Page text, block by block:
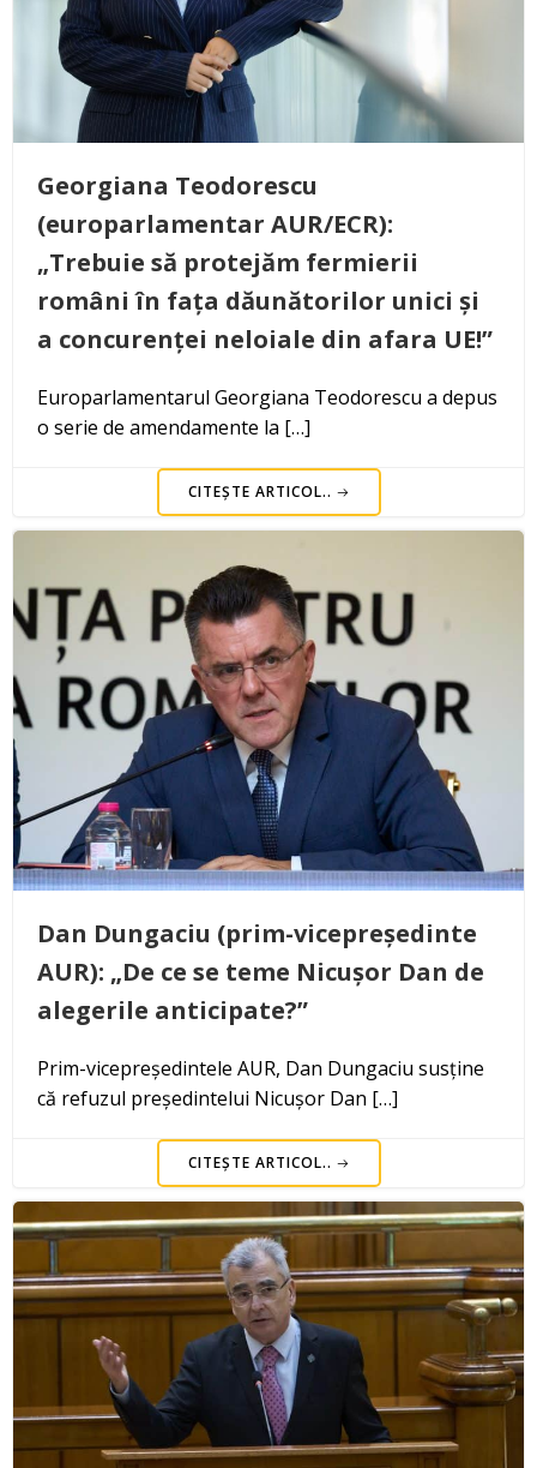
Georgiana Teodorescu
(europarlamentar AUR/ECR):
„Trebuie să protejăm fermierii
români în fața dăunătorilor unici și
a concurenței neloiale din afara UE!”
Europarlamentarul Georgiana Teodorescu a depus
o serie de amendamente la […]
CITEȘTE ARTICOL..
Dan Dungaciu (prim-vicepreședinte
AUR): „De ce se teme Nicușor Dan de
alegerile anticipate?”
Prim-vicepreședintele AUR, Dan Dungaciu susține
că refuzul președintelui Nicușor Dan […]
CITEȘTE ARTICOL..